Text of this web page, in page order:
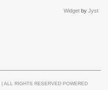
Widget by Jyst
| ALL RIGHTS RESERVED POWERED